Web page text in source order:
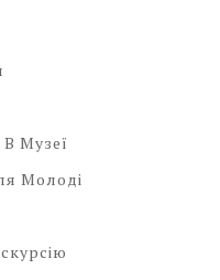
Музеї
Молоді